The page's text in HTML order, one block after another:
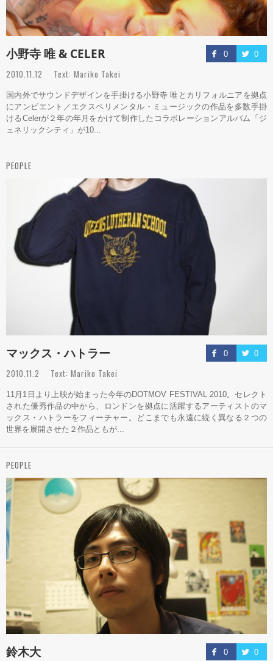
0 0
小野寺 唯 & CELER
2010.11.12 Text: Mariko Takei
国内外でサウンドデザインを手掛ける小野寺 唯とカリフォルニアを拠点
にアンビエント／エクスペリメンタル・ミュージックの作品を多数手掛
けるCelerが２年の年月をかけて制作したコラボレーションアルバム「ジ
ェネリックシティ」が10...
PEOPLE
0 0
マックス・ハトラー
2010.11.2 Text: Mariko Takei
11月1日より上映が始まった今年のDOTMOV FESTIVAL 2010。セレクト
された優秀作品の中から、ロンドンを拠点に活躍するアーティストのマ
ックス・ハトラーをフィーチャー。どこまでも永遠に続く異なる２つの
世界を展開させた２作品ともが...
PEOPLE
0 0
鈴木大